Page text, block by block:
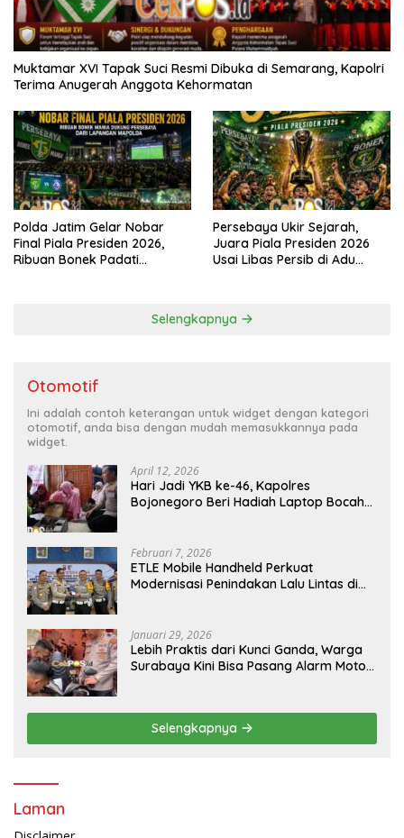
Muktamar XVI Tapak Suci Resmi Dibuka di Semarang, Kapolri
Terima Anugerah Anggota Kehormatan
Polda Jatim Gelar Nobar
Final Piala Presiden 2026,
Ribuan Bonek Padati
Persebaya Ukir Sejarah,
Juara Piala Presiden 2026
Usai Libas Persib di Adu
Selengkapnya
Otomotif
Ini adalah contoh keterangan untuk widget dengan kategori
otomotif, anda bisa dengan mudah memasukkannya pada
widget.
April 12, 2026
Hari Jadi YKB ke-46, Kapolres
Bojonegoro Beri Hadiah Laptop Bocah
Februari 7, 2026
ETLE Mobile Handheld Perkuat
Modernisasi Penindakan Lalu Lintas di
Januari 29, 2026
Lebih Praktis dari Kunci Ganda, Warga
Surabaya Kini Bisa Pasang Alarm Motor
Selengkapnya
Laman